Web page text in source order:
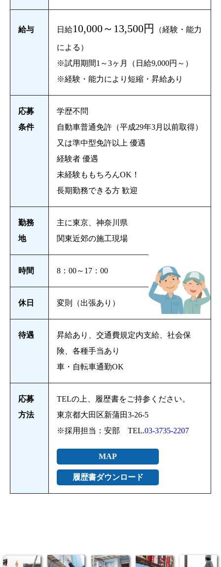
給与 日給10,000～13,500円 （経験・能力
による）
※試用期間1～3ヶ月（日給9,000円～）
※経験・能力により短縮・昇給あり
応募
条件
学歴不問
自動車普通免許（平成29年3月以前取得）
又は準中型免許以上 優遇
経験者 優遇
未経験ももちろんOK！
長期勤務できる方 歓迎
勤務
地
主に東京、神奈川県
関東近郊の施工現場
時間 8：00～17：00
休日 変則（出張あり）
待遇
昇給あり、交通費規定内支給、社会保
険、各種手当あり
車・自転車通勤OK
応募
方法
TELの上、履歴書をご持参ください。
東京都大田区新蒲田3-26-5
※採用担当：安部 TEL.03-3735-2207
MAP
履歴書ダウンロード